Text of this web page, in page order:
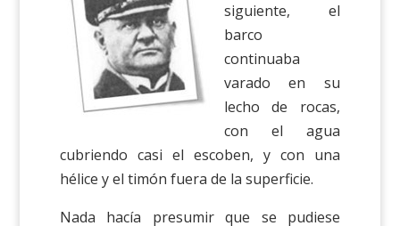
siguiente, el
barco
continuaba
varado en su
lecho de rocas,
con el agua
cubriendo casi el escoben, y con una
hélice y el timón fuera de la superficie.
Nada hacía presumir que se pudiese